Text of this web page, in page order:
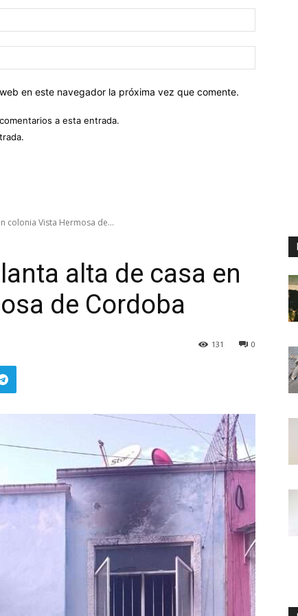
web:
en este navegador la próxima vez que comente.
a esta entrada.